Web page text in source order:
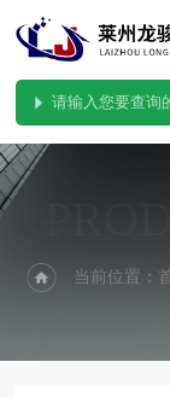
当前位置：